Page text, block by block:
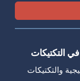
التكتيكات
والتكتيكات